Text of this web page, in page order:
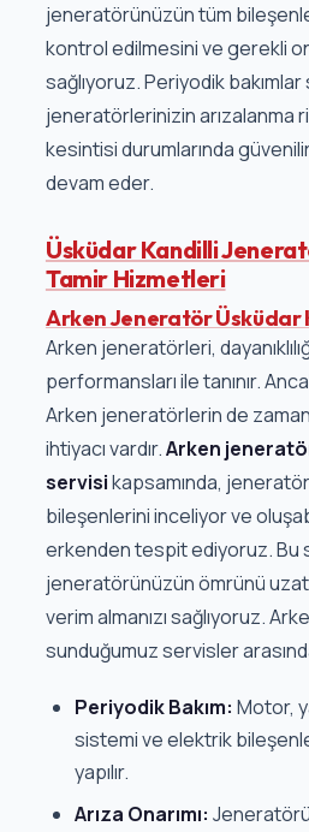
jeneratörünüzün tüm
kontrol edilmesini ve gerekli
sağlıyoruz. Periyodik
jeneratörlerinizin arızalanma
kesintisi durumlarında
devam eder.
Üsküdar Kandilli
Tamir Hizmetleri
Arken Jeneratör Üsküdar
Arken jeneratörleri,
performansları ile tanınır.
Arken jeneratörlerin de
ihtiyacı vardır.Arken
servisikapsamında,
bileşenlerini inceliyor ve
erkenden tespit ediyoruz. Bu
jeneratörünüzün ömrünü
verim almanızı sağlıyoruz.
sunduğumuz servisler
Periyodik Bakım: Motor,
sistemi ve elektrik
yapılır.
Arıza Onarımı: